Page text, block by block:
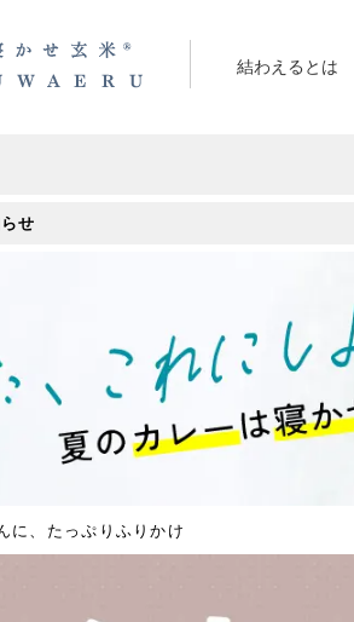
結わえるとは
せ
に、たっぷりふりかけ